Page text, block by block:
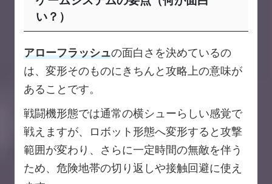
い？）
アローフラッシュの面白さを決めているの
は、変形そのものにきちんと攻略上の意味が
あることです。
戦闘機形態では通常の横シューらしい感覚で
戦えますが、ロボット形態へ変形すると攻撃
範囲が変わり、さらに一定時間の無敵を伴う
ため、危険地帯の切り返しや接触回避に使え